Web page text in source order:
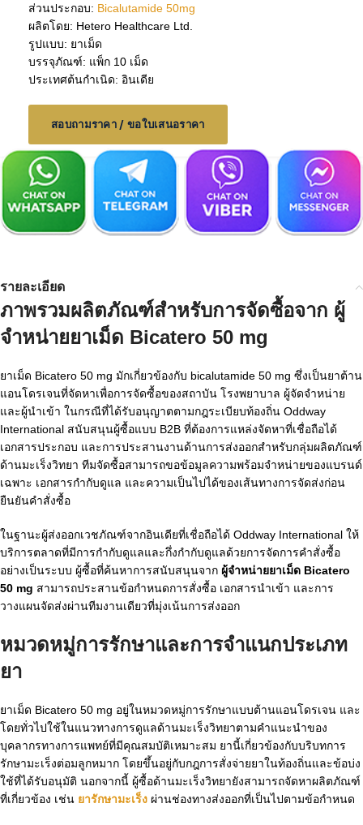
ส่วนประกอบ: Bicalutamide 50mg
ผลิตโดย: Hetero Healthcare Ltd.
รูปแบบ: ยาเม็ด
บรรจุภัณฑ์: แพ็ก 10 เม็ด
ประเทศต้นกำเนิด: อินเดีย
สอบถามราคา / ขอใบเสนอราคา
รายละเอียด
ภาพรวมผลิตภัณฑ์สำหรับการจัดซื้อจาก ผู้
จำหน่ายยาเม็ด Bicatero 50 mg
ยาเม็ด Bicatero 50 mg มักเกี่ยวข้องกับ bicalutamide 50 mg ซึ่งเป็นยาต้าน
แอนโดรเจนที่จัดหาเพื่อการจัดซื้อของสถาบัน โรงพยาบาล ผู้จัดจำหน่าย
และผู้นำเข้า ในกรณีที่ได้รับอนุญาตตามกฎระเบียบท้องถิ่น Oddway
International สนับสนุนผู้ซื้อแบบ B2B ที่ต้องการแหล่งจัดหาที่เชื่อถือได้
เอกสารประกอบ และการประสานงานด้านการส่งออกสำหรับกลุ่มผลิตภัณฑ์
ด้านมะเร็งวิทยา ทีมจัดซื้อสามารถขอข้อมูลความพร้อมจำหน่ายของแบรนด์
เฉพาะ เอกสารกำกับดูแล และความเป็นไปได้ของเส้นทางการจัดส่งก่อน
ยืนยันคำสั่งซื้อ
ในฐานะผู้ส่งออกเวชภัณฑ์จากอินเดียที่เชื่อถือได้ Oddway International ให้
บริการตลาดที่มีการกำกับดูแลและกึ่งกำกับดูแลด้วยการจัดการคำสั่งซื้อ
อย่างเป็นระบบ ผู้ซื้อที่ค้นหาการสนับสนุนจาก ผู้จำหน่ายยาเม็ด Bicatero
50 mg สามารถประสานข้อกำหนดการสั่งซื้อ เอกสารนำเข้า และการ
วางแผนจัดส่งผ่านทีมงานเดียวที่มุ่งเน้นการส่งออก
หมวดหมู่การรักษาและการจำแนกประเภท
ยา
ยาเม็ด Bicatero 50 mg อยู่ในหมวดหมู่การรักษาแบบต้านแอนโดรเจน และ
โดยทั่วไปใช้ในแนวทางการดูแลด้านมะเร็งวิทยาตามคำแนะนำของ
บุคลากรทางการแพทย์ที่มีคุณสมบัติเหมาะสม ยานี้เกี่ยวข้องกับบริบทการ
รักษามะเร็งต่อมลูกหมาก โดยขึ้นอยู่กับกฎการสั่งจ่ายยาในท้องถิ่นและข้อบ่ง
ใช้ที่ได้รับอนุมัติ นอกจากนี้ ผู้ซื้อด้านมะเร็งวิทยายังสามารถจัดหาผลิตภัณฑ์
ที่เกี่ยวข้อง เช่น ยารักษามะเร็ง ผ่านช่องทางส่งออกที่เป็นไปตามข้อกำหนด